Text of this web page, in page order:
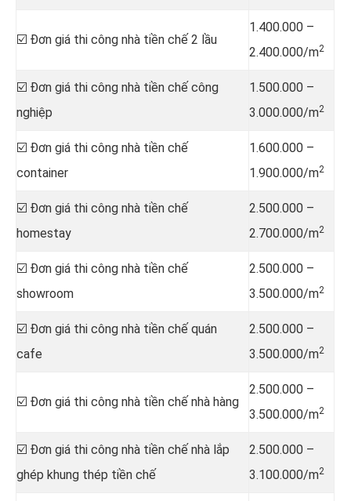
☑️ Đơn giá thi công nhà tiền chế 2 lầu
1.400.000 –
2.400.000/m2
☑️ Đơn giá thi công nhà tiền chế công
nghiệp
1.500.000 –
3.000.000/m2
☑️ Đơn giá thi công nhà tiền chế
container
1.600.000 –
1.900.000/m2
☑️ Đơn giá thi công nhà tiền chế
homestay
2.500.000 –
2.700.000/m2
☑️ Đơn giá thi công nhà tiền chế
showroom
2.500.000 –
3.500.000/m2
☑️ Đơn giá thi công nhà tiền chế quán
cafe
2.500.000 –
3.500.000/m2
☑️ Đơn giá thi công nhà tiền chế nhà hàng
2.500.000 –
3.500.000/m2
☑️ Đơn giá thi công nhà tiền chế nhà lắp
ghép khung thép tiền chế
2.500.000 –
3.100.000/m2